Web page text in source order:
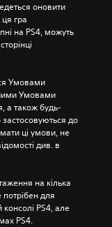
оновити
гра
на PS4, можуть
Умовами
Умовами
а також будь-
до
ці умови, не
див. в
на кілька
для
PS4, але
PS4.